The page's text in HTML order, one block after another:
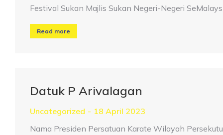
Festival Sukan Majlis Sukan Negeri-Negeri
Read more
Datuk P Arivalagan
Uncategorized
18 April 2023
Nama Presiden Persatuan Karate Wilayah